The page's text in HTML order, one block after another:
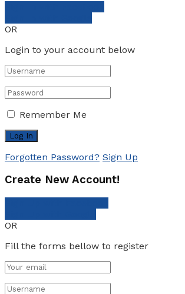
OR
Login to your account below
Remember Me
Forgotten Password? Sign Up
Create New Account!
OR
Fill the forms bellow to register